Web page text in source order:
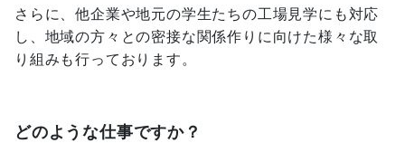
さらに、他企業や地元の学生たちの工場見学にも対応
し、地域の方々との密接な関係作りに向けた様々な取
り組みも行っております。
どのような仕事ですか？